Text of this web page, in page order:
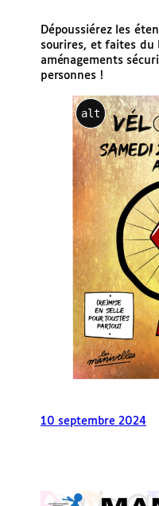
Dépoussiérez les
sourires, et faites du
aménagements
personnes !
alt
10 septembre 2024